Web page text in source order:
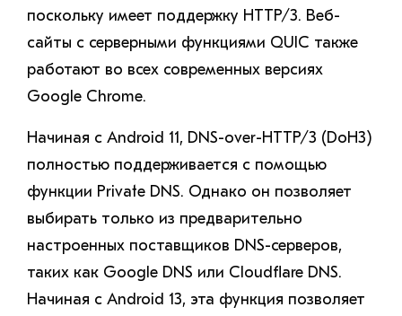
поскольку имеет поддержку HTTP/3. Веб-
сайты с серверными функциями QUIC также
работают во всех современных версиях
Google Chrome.
Начиная с Android 11, DNS-over-HTTP/3 (DoH3)
полностью поддерживается с помощью
функции Private DNS. Однако он позволяет
выбирать только из предварительно
настроенных поставщиков DNS-серверов,
таких как Google DNS или Cloudflare DNS.
Начиная с Android 13, эта функция позволяет